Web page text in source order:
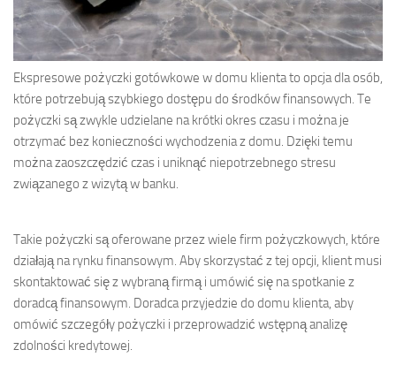
Ekspresowe pożyczki gotówkowe w domu klienta to opcja dla osób,
które potrzebują szybkiego dostępu do środków finansowych. Te
pożyczki są zwykle udzielane na krótki okres czasu i można je
otrzymać bez konieczności wychodzenia z domu. Dzięki temu
można zaoszczędzić czas i uniknąć niepotrzebnego stresu
związanego z wizytą w banku.
Takie pożyczki są oferowane przez wiele firm pożyczkowych, które
działają na rynku finansowym. Aby skorzystać z tej opcji, klient musi
skontaktować się z wybraną firmą i umówić się na spotkanie z
doradcą finansowym. Doradca przyjedzie do domu klienta, aby
omówić szczegóły pożyczki i przeprowadzić wstępną analizę
zdolności kredytowej.